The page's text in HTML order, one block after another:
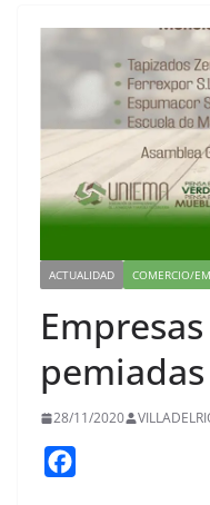
ACTUALIDAD COMERCIO/
28/11/2020